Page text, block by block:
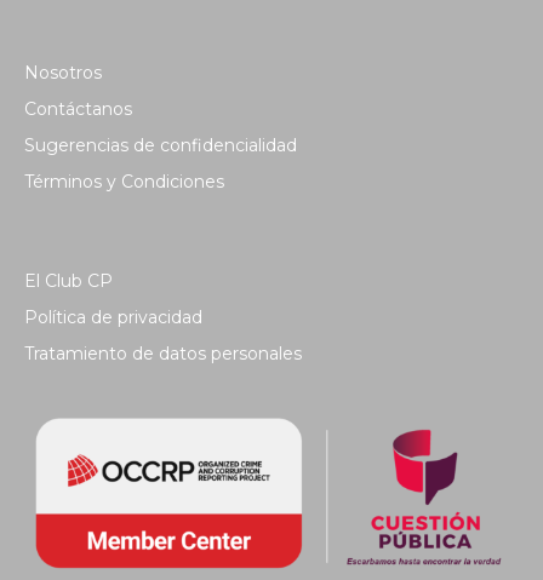
Nosotros
Contáctanos
Sugerencias de confidencialidad
Términos y Condiciones
El Club CP
Política de privacidad
Tratamiento de datos personales